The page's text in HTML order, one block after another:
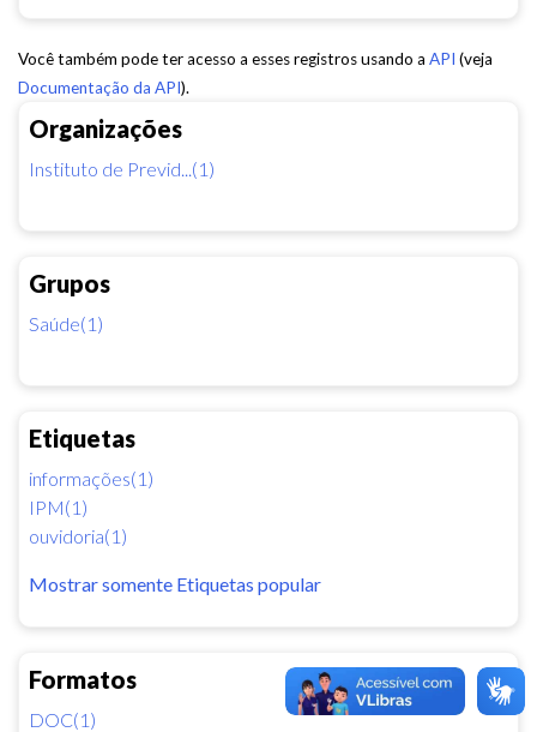
Organizações
Instituto de Previd...(1)
Grupos
Saúde(1)
Etiquetas
informações(1)
IPM(1)
ouvidoria(1)
Mostrar somente Etiquetas popular
Formatos
DOC(1)
Você também pode ter acesso a esses registros usando a API (veja
Documentação da API).